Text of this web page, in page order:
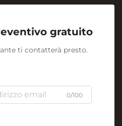
gratuito
ti contatterà presto.
0/100